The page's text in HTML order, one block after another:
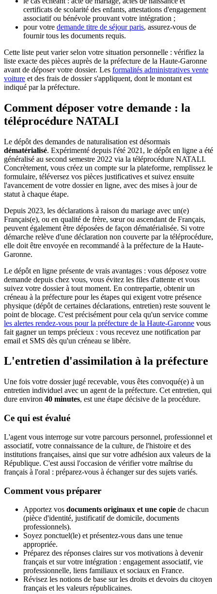
certificats de scolarité des enfants, attestations d'engagement
associatif ou bénévole prouvant votre intégration ;
pour votre demande titre de séjour paris, assurez-vous de
fournir tous les documents requis.
Cette liste peut varier selon votre situation personnelle : vérifiez la
liste exacte des pièces auprès de la préfecture de la Haute-Garonne
avant de déposer votre dossier. Les formalités administratives vente
voiture et des frais de dossier s'appliquent, dont le montant est
indiqué par la préfecture.
Comment déposer votre demande : la
téléprocédure NATALI
Le dépôt des demandes de naturalisation est désormais
dématérialisé. Expérimenté depuis l'été 2021, le dépôt en ligne a été
généralisé au second semestre 2022 via la téléprocédure NATALI.
Concrètement, vous créez un compte sur la plateforme, remplissez le
formulaire, téléversez vos pièces justificatives et suivez ensuite
l'avancement de votre dossier en ligne, avec des mises à jour de
statut à chaque étape.
Depuis 2023, les déclarations à raison du mariage avec un(e)
Français(e), ou en qualité de frère, sœur ou ascendant de Français,
peuvent également être déposées de façon dématérialisée. Si votre
démarche relève d'une déclaration non couverte par la téléprocédure,
elle doit être envoyée en recommandé à la préfecture de la Haute-
Garonne.
Le dépôt en ligne présente de vrais avantages : vous déposez votre
demande depuis chez vous, vous évitez les files d'attente et vous
suivez votre dossier à tout moment. En contrepartie, obtenir un
créneau à la préfecture pour les étapes qui exigent votre présence
physique (dépôt de certaines déclarations, entretien) reste souvent le
point de blocage. C'est précisément pour cela qu'un service comme
les alertes rendez-vous pour la préfecture de la Haute-Garonne vous
fait gagner un temps précieux : vous recevez une notification par
email et SMS dès qu'un créneau se libère.
L'entretien d'assimilation à la préfecture
Une fois votre dossier jugé recevable, vous êtes convoqué(e) à un
entretien individuel avec un agent de la préfecture. Cet entretien, qui
dure environ 40 minutes, est une étape décisive de la procédure.
Ce qui est évalué
L'agent vous interroge sur votre parcours personnel, professionnel et
associatif, votre connaissance de la culture, de l'histoire et des
institutions françaises, ainsi que sur votre adhésion aux valeurs de la
République. C'est aussi l'occasion de vérifier votre maîtrise du
français à l'oral : préparez-vous à échanger sur des sujets variés.
Comment vous préparer
Apportez vos documents originaux et une copie de chacun
(pièce d'identité, justificatif de domicile, documents
professionnels).
Soyez ponctuel(le) et présentez-vous dans une tenue
appropriée.
Préparez des réponses claires sur vos motivations à devenir
français et sur votre intégration : engagement associatif, vie
professionnelle, liens familiaux et sociaux en France.
Révisez les notions de base sur les droits et devoirs du citoyen
français et les valeurs républicaines.